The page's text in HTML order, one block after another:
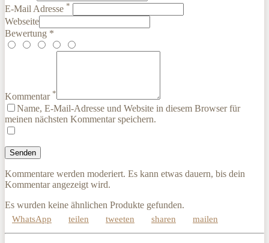
E-Mail Adresse *
Webseite
Bewertung *
Kommentar *
Name, E-Mail-Adresse und Website in diesem Browser für
meinen nächsten Kommentar speichern.
Kommentare werden moderiert. Es kann etwas dauern, bis dein
Kommentar angezeigt wird.
Es wurden keine ähnlichen Produkte gefunden.
WhatsApp teilen tweeten sharen mailen